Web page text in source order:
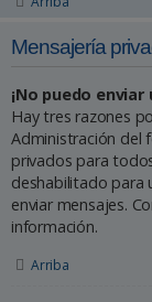
Mensajería
¡No puedo
Hay tres razones
Administración del
privados para
deshabilitado para
enviar mensajes.
información.
Arriba